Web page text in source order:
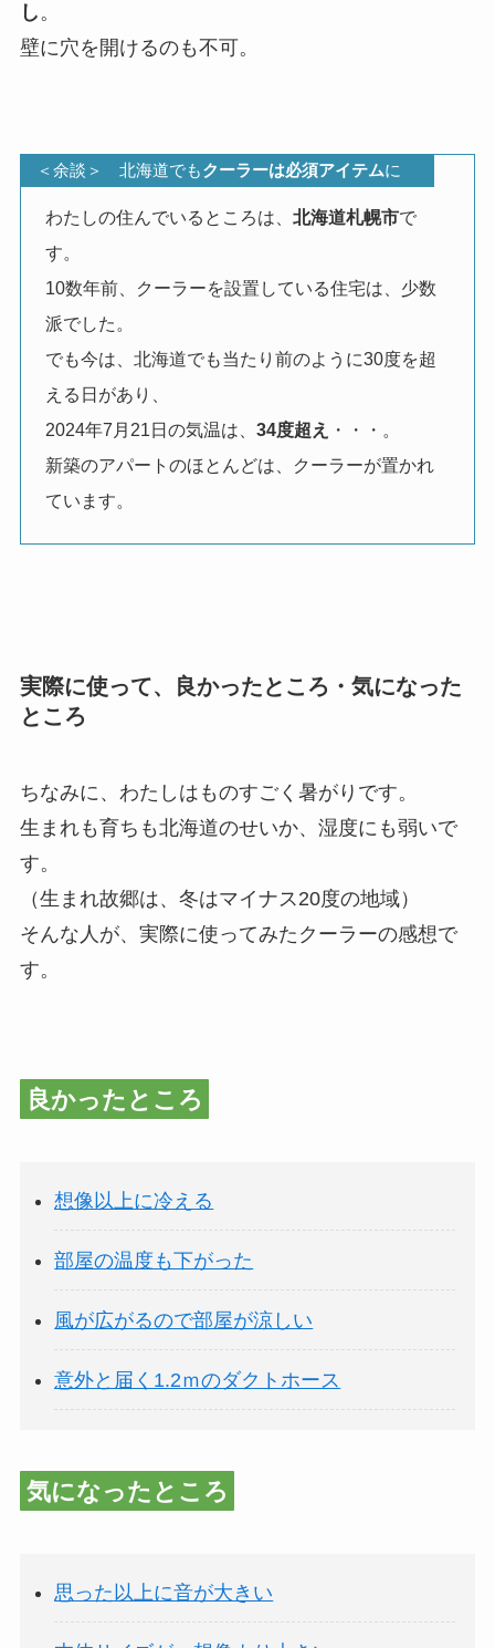
し。
壁に穴を開けるのも不可。
＜余談＞北海道でもクーラーは必須アイテムに
わたしの住んでいるところは、北海道札幌市で
す。
10数年前、クーラーを設置している住宅は、少数
派でした。
でも今は、北海道でも当たり前のように30度を超
える日があり、
2024年7月21日の気温は、34度超え
・・・。
新築のアパートのほとんどは、クーラーが置かれ
ています。
実際に使って、良かったところ・気になった
ところ
ちなみに、わたしはものすごく暑がりです。
生まれも育ちも北海道のせいか、湿度にも弱いで
す。
（生まれ故郷は、冬はマイナス20度の地域）
そんな人が、実際に使ってみたクーラーの感想で
す。
良かったところ
想像以上に冷える
部屋の温度も下がった
風が広がるので部屋が涼しい
意外と届く1.2ｍのダクトホース
気になったところ
思った以上に音が大きい